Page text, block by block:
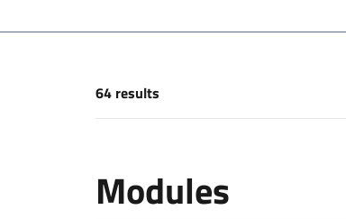
[results] results
64 results
Modules